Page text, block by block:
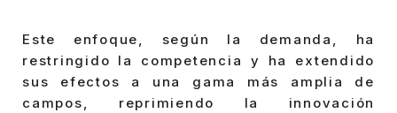
Este enfoque, según la demanda, ha
restringido la competencia y ha extendido
sus efectos a una gama más amplia de
campos, reprimiendo la innovación